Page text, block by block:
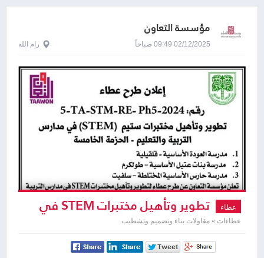
مؤسسة التعاون
02/12/2025 09:49 صباحاً رام الله
عطاء تطوير وتأهيل مختبرات STEM في
مدارس التربية والتعليم - الحزمة الخامسة
عطاءات » مقاولات بناء وتصميم وتشطيب